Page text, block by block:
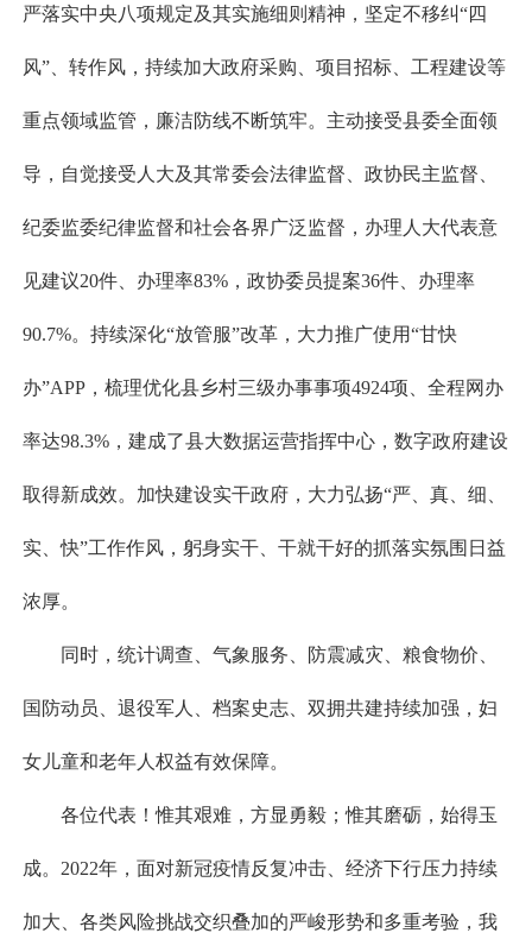
严落实中央八项规定及其实施细则精神，坚定不移纠“四
风”、转作风，持续加大政府采购、项目招标、工程建设等
重点领域监管，廉洁防线不断筑牢。主动接受县委全面领
导，自觉接受人大及其常委会法律监督、政协民主监督、
纪委监委纪律监督和社会各界广泛监督，办理人大代表意
见建议20件、办理率83%，政协委员提案36件、办理率
90.7%。持续深化“放管服”改革，大力推广使用“甘快
办”APP，梳理优化县乡村三级办事事项4924项、全程网办
率达98.3%，建成了县大数据运营指挥中心，数字政府建设
取得新成效。加快建设实干政府，大力弘扬“严、真、细、
实、快”工作作风，躬身实干、干就干好的抓落实氛围日益
浓厚。
同时，统计调查、气象服务、防震减灾、粮食物价、
国防动员、退役军人、档案史志、双拥共建持续加强，妇
女儿童和老年人权益有效保障。
各位代表！惟其艰难，方显勇毅；惟其磨砺，始得玉
成。2022年，面对新冠疫情反复冲击、经济下行压力持续
加大、各类风险挑战交织叠加的严峻形势和多重考验，我